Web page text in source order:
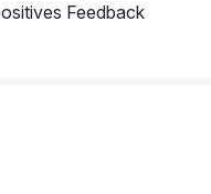
Feedback